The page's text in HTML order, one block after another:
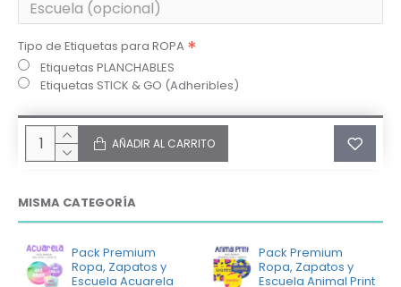
Tipo de Etiquetas para ROPA
Etiquetas PLANCHABLES
Etiquetas STICK & GO (Adheribles)
AÑADIR AL CARRITO
MISMA CATEGORÍA
Pack Premium
Ropa, Zapatos y
Escuela Acuarela
Pack Premium
Ropa, Zapatos y
Escuela Animal Print